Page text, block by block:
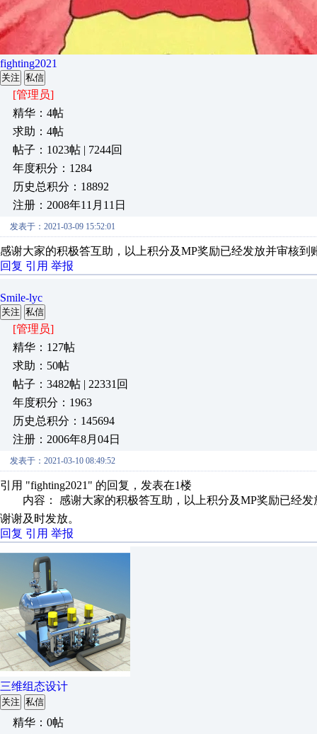
fighting2021
关注 私信
[管理员]
精华：4帖
求助：4帖
帖子：1023帖 | 7244回
年度积分：1284
历史总积分：18892
注册：2008年11月11日
发表于：2021-03-09 15:52:01
感谢大家的积极答互助，以上积分及MP奖励已经发放并审核到
回复 引用 举报
Smile-lyc
关注 私信
[管理员]
精华：127帖
求助：50帖
帖子：3482帖 | 22331回
年度积分：1963
历史总积分：145694
注册：2006年8月04日
发表于：2021-03-10 08:49:52
引用 "fighting2021" 的回复，发表在1楼
内容： 感谢大家的积极答互助，以上积分及MP奖励已经发
谢谢及时发放。
回复 引用 举报
三维组态设计
关注 私信
精华：0帖